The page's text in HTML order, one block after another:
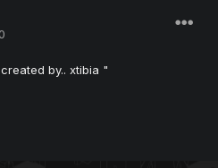
by.. xtibia "